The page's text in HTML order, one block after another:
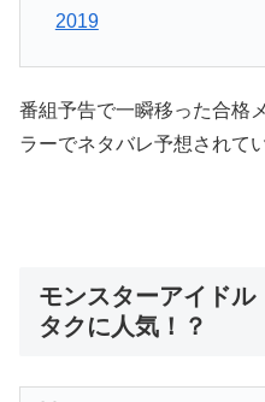
2019
番組予告で一瞬移った合格
ラーでネタバレ予想されて
モンスターアイド
タクに人気！？